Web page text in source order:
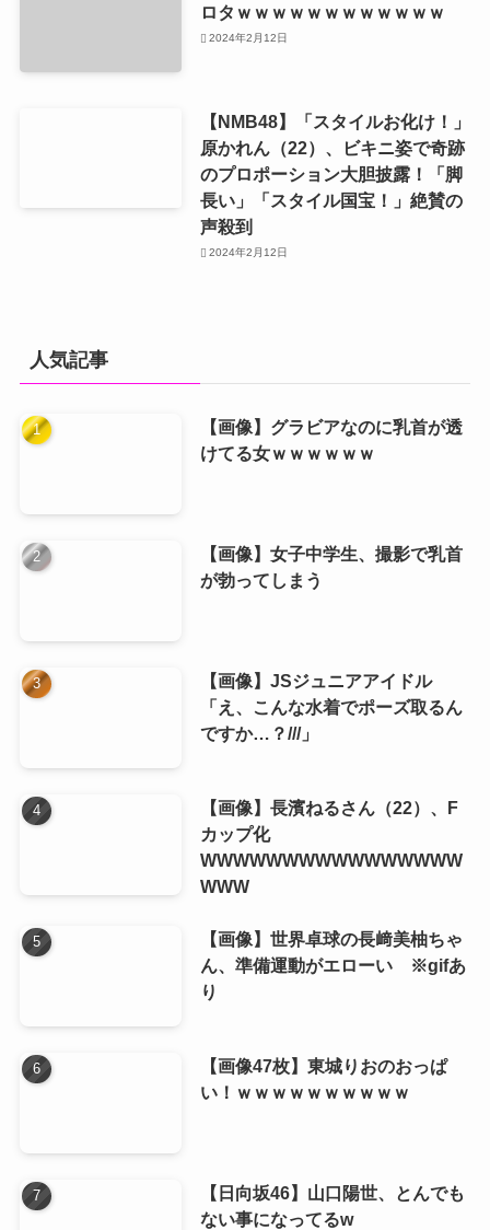
ロタｗｗｗｗｗｗｗｗｗｗｗｗ
2024年2月12日
【NMB48】「スタイルお化け！」
原かれん（22）、ビキニ姿で奇跡
のプロポーション大胆披露！「脚
長い」「スタイル国宝！」絶賛の
声殺到
2024年2月12日
人気記事
【画像】グラビアなのに乳首が透
けてる女ｗｗｗｗｗｗ
【画像】女子中学生、撮影で乳首
が勃ってしまう
【画像】JSジュニアアイドル
「え、こんな水着でポーズ取るん
ですか…？///」
【画像】長濱ねるさん（22）、F
カップ化
WWWWWWWWWWWWWWWW
WWW
【画像】世界卓球の長﨑美柚ちゃ
ん、準備運動がエローい ※gifあ
り
【画像47枚】東城りおのおっぱ
い！ｗｗｗｗｗｗｗｗｗｗ
【日向坂46】山口陽世、とんでも
ない事になってるw